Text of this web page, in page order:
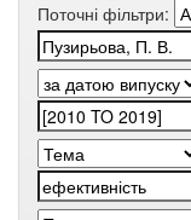
Поточні фільтри: